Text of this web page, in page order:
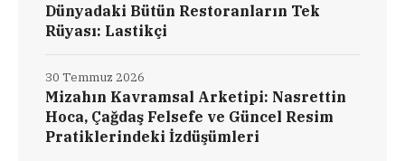
Dünyadaki Bütün Restoranların Tek
Rüyası: Lastikçi
Mizahın Kavramsal Arketipi: Nasrettin
Hoca, Çağdaş Felsefe ve Güncel Resim
Pratiklerindeki İzdüşümleri
30 Temmuz 2026